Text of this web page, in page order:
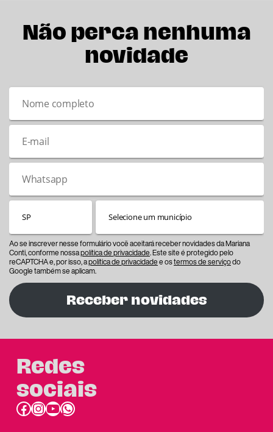
Não perca nenhuma
novidade
Ao se inscrever nesse formulário você aceitará receber novidades da Mariana
Conti, conforme nossapolítica de privacidade. Este site é protegido pelo
reCAPTCHA e, por isso, apolítica de privacidadee ostermos de serviçodo
Google também se aplicam.
Receber novidades
Redes
sociais
Facebook InstagramYoutube link do whatsapp